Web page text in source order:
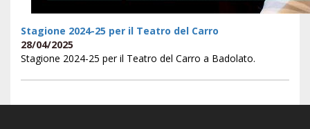
Stagione 2024-25 per il Teatro del Carro
28/04/2025
Stagione 2024-25 per il Teatro del Carro a Badolato.